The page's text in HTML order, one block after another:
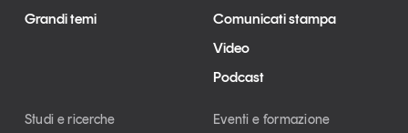
Grandi temi
Comunicati stampa
Video
Podcast
Studi e ricerche Eventi e formazione